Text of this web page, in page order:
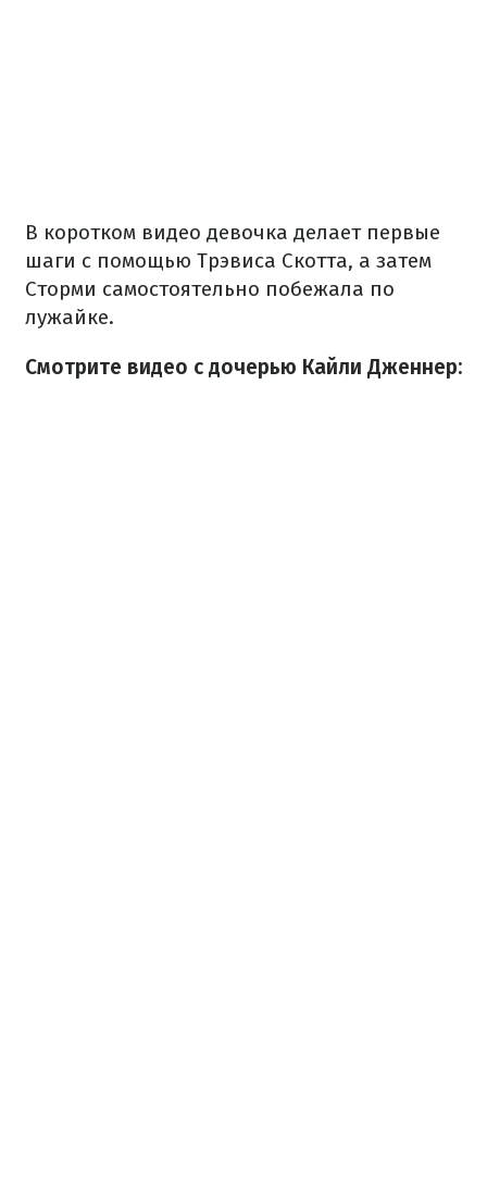
В коротком видео девочка делает первые
шаги с помощью Трэвиса Скотта, а затем
Сторми самостоятельно побежала по
лужайке.
Смотрите видео с дочерью Кайли Дженнер: